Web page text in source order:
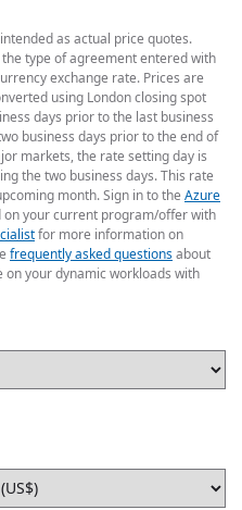
as actual price quotes.
type of agreement entered with
exchange rate. Prices are
using London closing spot
days prior to the last business
business days prior to the end of
markets, the rate setting day is
the two business days. This rate
month. Sign in to the Azure
on your current program/offer with
for more information on
frequently asked questionsabout
on your dynamic workloads with